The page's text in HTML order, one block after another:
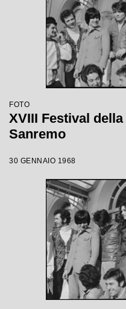
FOTO
XVIII Festival
Sanremo
30 GENNAIO 1968